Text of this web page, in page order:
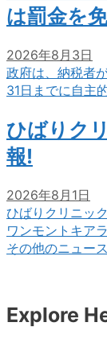
は罰金を
2026年8月3日
政府は、納税者
31日までに自主
ひばりク
報!
2026年8月1日
ひばりクリニッ
ワンモントキア
その他のニュース
Explore